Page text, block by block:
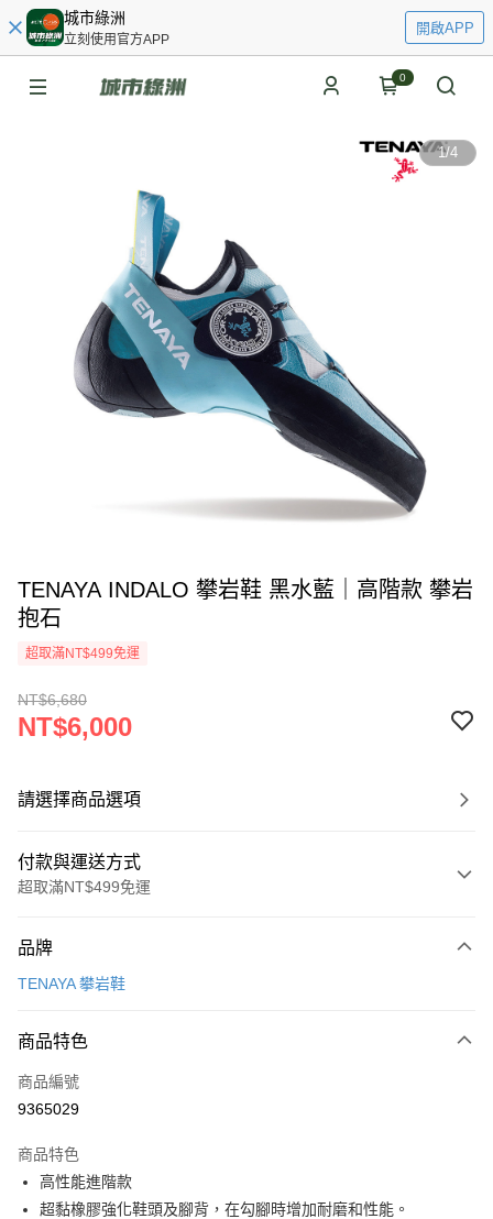
城市綠洲
立刻使用官方APP
開啟APP
0
1/4
TENAYA INDALO 攀岩鞋 黑水藍｜高階款 攀岩
抱石
超取滿NT$499免運
NT$6,680
NT$6,000
請選擇商品選項
付款與運送方式
超取滿NT$499免運
信用卡一次付款
LINE Pay
Apple Pay
悠遊付
Google Pay
品牌
TENAYA 攀岩鞋
商品特色
商品編號
9365029
商品特色
高性能進階款
超黏橡膠強化鞋頭及腳背，在勾腳時增加耐磨和性能。